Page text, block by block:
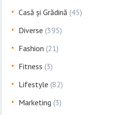
Casă și Grădină (45)
Diverse (395)
Fashion (21)
Fitness (3)
Lifestyle (82)
Marketing (3)